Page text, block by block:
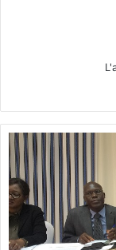
H
a
r
o
u
n
a